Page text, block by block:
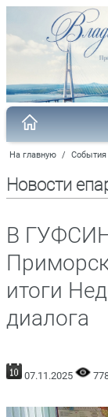
На главную / События
Новости
В
итоги
диалога
07.11.2025